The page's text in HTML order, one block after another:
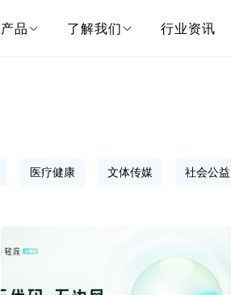
产品 了解我们 行业资讯
医疗健康 文体传媒 社会公益